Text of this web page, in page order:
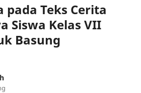
pada Teks Cerita
Siswa Kelas VII
Basung